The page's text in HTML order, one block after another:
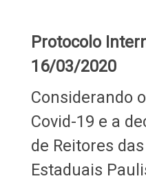
Protocolo
16/03/2020
Considerando
Covid-19 e a
de Reitores
Estaduais